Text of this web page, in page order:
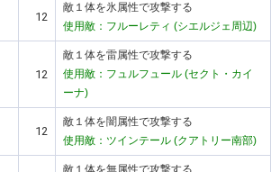
12
敵１体を氷属性で攻撃する
使用敵：フルーレティ (シエルジェ周辺)
12
敵１体を雷属性で攻撃する
使用敵：フュルフュール (セクト・カイ
ーナ)
12
敵１体を闇属性で攻撃する
使用敵：ツインテール (クアトリー南部)
敵１体を無属性で攻撃する